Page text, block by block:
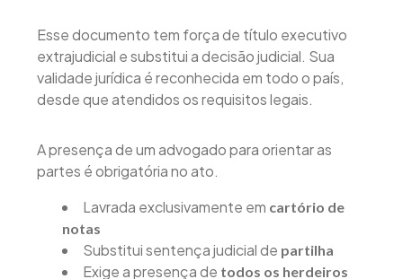
Esse documento tem força de título executivo
extrajudicial e substitui a decisão judicial. Sua
validade jurídica é reconhecida em todo o país,
desde que atendidos os requisitos legais.
A presença de um advogado para orientar as
partes é obrigatória no ato.
Lavrada exclusivamente em cartório de
notas
Substitui sentença judicial de partilha
Exige a presença de todos os herdeiros